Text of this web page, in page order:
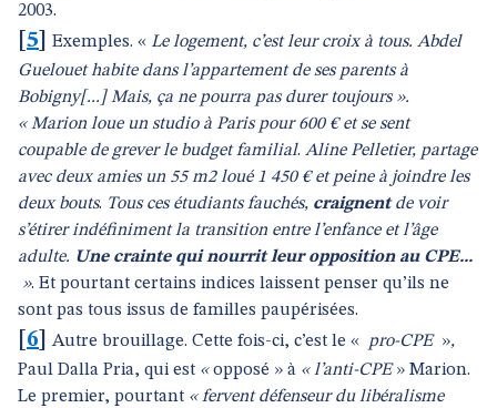
2003.
5 Exemples. « Le logement, c’est leur croix à tous. Abdel
Guelouet habite dans l’appartement de ses parents à
Bobigny[...] Mais, ça ne pourra pas durer toujours ».
« Marion loue un studio à Paris pour 600 € et se sent
coupable de grever le budget familial. Aline Pelletier, partage
avec deux amies un 55 m2 loué 1 450 € et peine à joindre les
deux bouts. Tous ces étudiants fauchés, craignent de voir
s’étirer indéfiniment la transition entre l’enfance et l’âge
adulte. Une crainte qui nourrit leur opposition au CPE...
». Et pourtant certains indices laissent penser qu’ils ne
sont pas tous issus de familles paupérisées.
6 Autre brouillage. Cette fois-ci, c’est le « pro-CPE »,
Paul Dalla Pria, qui est «opposé » à « l’anti-CPE» Marion.
Le premier, pourtant « fervent défenseur du libéralisme